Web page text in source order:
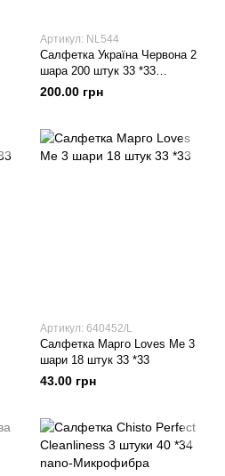
Артикул: NL544
Салфетка Україна Червона 2
шара 200 штук 33 *33
Целюлоза
200.00 грн
Артикул: 640452/L
Салфетка Марго Loves Me 3
шари 18 штук 33 *33
43.00 грн